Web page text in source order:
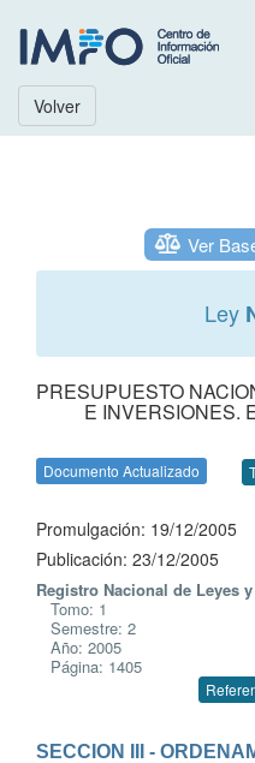
Volver
Ver
Ley
PRESUPUESTO
E INVERSIONES.
Documento Actualizado
Promulgación: 19/12/2005
Publicación: 23/12/2005
Registro Nacional de Leyes
Tomo: 1
Semestre: 2
Año: 2005
Página: 1405
SECCION III -